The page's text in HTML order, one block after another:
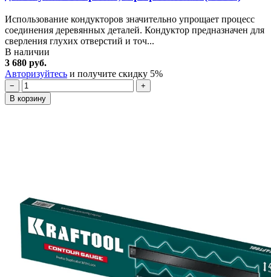
Использование кондукторов значительно упрощает процесс
соединения деревянных деталей. Кондуктор предназначен для
сверления глухих отверстий и точ...
В наличии
3 680 руб.
Авторизуйтесь и получите скидку 5%
−
+
В корзину